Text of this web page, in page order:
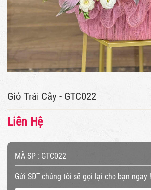
Giỏ Trái Cây - GTC022
Liên Hệ
MÃ SP : GTC022
Gửi SĐT chúng tôi sẽ gọi lại cho bạn ngay !